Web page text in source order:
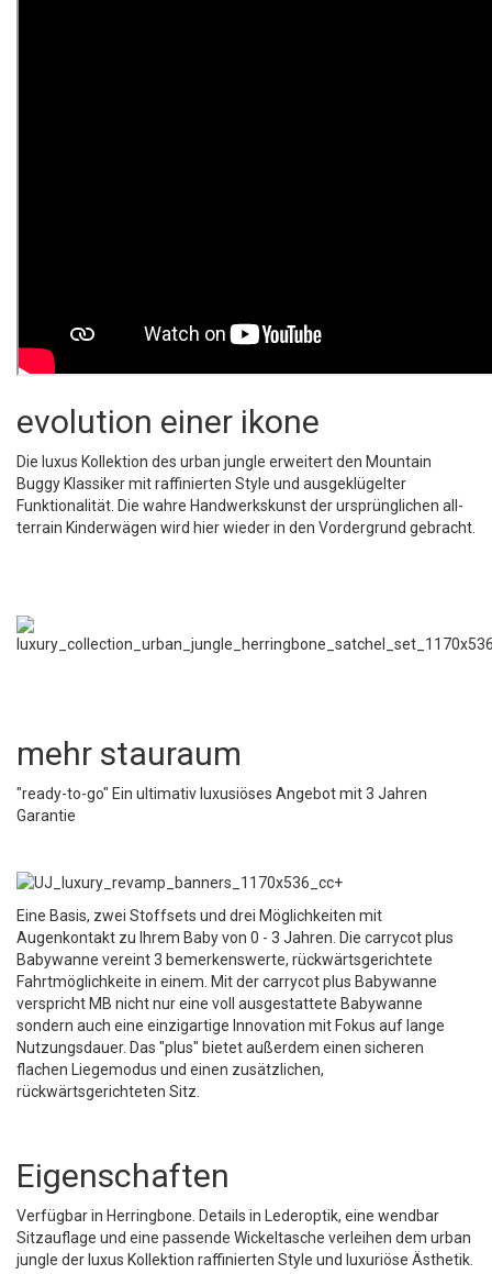
evolution einer ikone
Die luxus Kollektion des urban jungle erweitert den Mountain
Buggy Klassiker mit raffinierten Style und ausgeklügelter
Funktionalität. Die wahre Handwerkskunst der ursprünglichen all-
terrain Kinderwägen wird hier wieder in den Vordergrund gebracht.
mehr stauraum
"ready-to-go" Ein ultimativ luxusiöses Angebot mit 3 Jahren
Garantie
Eine Basis, zwei Stoffsets und drei Möglichkeiten mit
Augenkontakt zu Ihrem Baby von 0 - 3 Jahren. Die carrycot plus
Babywanne vereint 3 bemerkenswerte, rückwärtsgerichtete
Fahrtmöglichkeite in einem. Mit der carrycot plus Babywanne
verspricht MB nicht nur eine voll ausgestattete Babywanne
sondern auch eine einzigartige Innovation mit Fokus auf lange
Nutzungsdauer. Das "plus" bietet außerdem einen sicheren
flachen Liegemodus und einen zusätzlichen,
rückwärtsgerichteten Sitz.
Eigenschaften
Verfügbar in Herringbone. Details in Lederoptik, eine wendbar
Sitzauflage und eine passende Wickeltasche verleihen dem urban
jungle der luxus Kollektion raffinierten Style und luxuriöse Ästhetik.